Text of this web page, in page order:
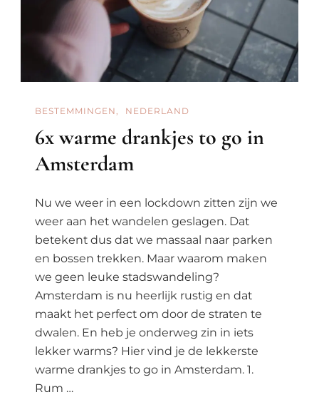
BESTEMMINGEN NEDERLAND
6x warme drankjes to go in
Amsterdam
Nu we weer in een lockdown zitten zijn we
weer aan het wandelen geslagen. Dat
betekent dus dat we massaal naar parken
en bossen trekken. Maar waarom maken
we geen leuke stadswandeling?
Amsterdam is nu heerlijk rustig en dat
maakt het perfect om door de straten te
dwalen. En heb je onderweg zin in iets
lekker warms? Hier vind je de lekkerste
warme drankjes to go in Amsterdam. 1.
Rum …